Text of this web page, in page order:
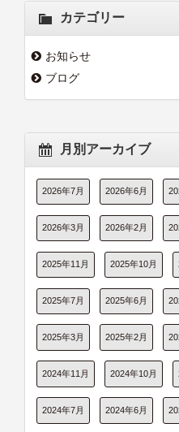
カテゴリー
お知らせ
ブログ
月別アーカイブ
2026年7月 2026年6月
2026年3月 2026年2月
2025年11月 2025年10月
2025年7月 2025年6月
2025年3月 2025年2月
2024年11月 2024年10月
2024年7月 2024年6月